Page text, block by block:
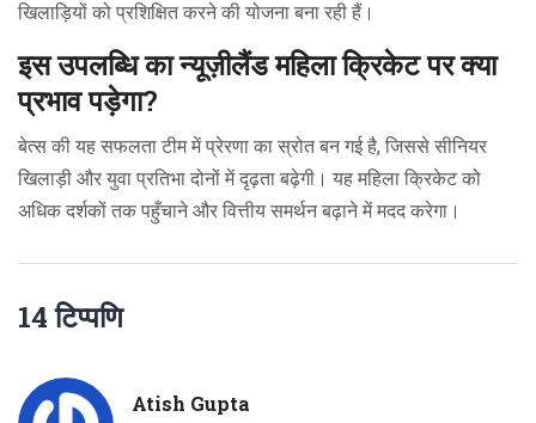
खिलाड़ियों को प्रशिक्षित करने की योजना बना रही हैं।
इस उपलब्धि का न्यूज़ीलैंड महिला क्रिकेट पर क्या
प्रभाव पड़ेगा?
बेत्स की यह सफलता टीम में प्रेरणा का स्रोत बन गई है, जिससे सीनियर
खिलाड़ी और युवा प्रतिभा दोनों में दृढ़ता बढ़ेगी। यह महिला क्रिकेट को
अधिक दर्शकों तक पहुँचाने और वित्तीय समर्थन बढ़ाने में मदद करेगा।
14 टिप्पणि
Atish Gupta